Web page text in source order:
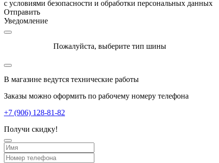
с условиями безопасности и обработки персональных данных
Отправить
Уведомление
Пожалуйста, выберите тип шины
В магазине ведутся технические работы
Заказы можно оформить по рабочему номеру телефона
+7 (906) 128-81-82
Получи скидку!